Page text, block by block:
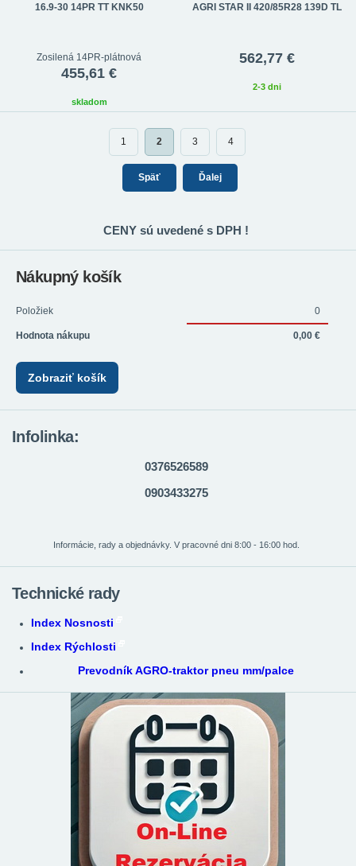
16.9-30 14PR TT KNK50
Zosilená 14PR-plátnová
455,61 €
skladom
AGRI STAR II 420/85R28 139D TL
562,77 €
2-3 dni
1 2 3 4
Späť Ďalej
CENY sú uvedené s DPH !
Nákupný košík
Položiek 0
Hodnota nákupu 0,00 €
Zobraziť košík
Infolinka:
0376526589
0903433275
Informácie, rady a objednávky. V pracovné dni 8:00 - 16:00 hod.
Technické rady
Index Nosnosti
Index Rýchlosti
Prevodník AGRO-traktor pneu mm/palce